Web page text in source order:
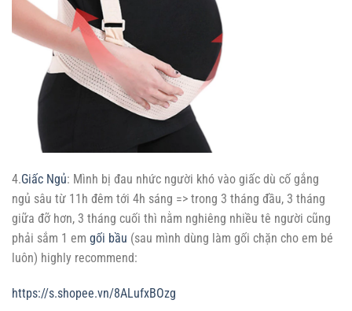
4.Giấc Ngủ: Mình bị đau nhức người khó vào giấc dù cố gắng
ngủ sâu từ 11h đêm tới 4h sáng => trong 3 tháng đầu, 3 tháng
giữa đỡ hơn, 3 tháng cuối thì nằm nghiêng nhiều tê người cũng
phải sắm 1 em gối bầu (sau mình dùng làm gối chặn cho em bé
luôn) highly recommend:
https://s.shopee.vn/8ALufxBOzg